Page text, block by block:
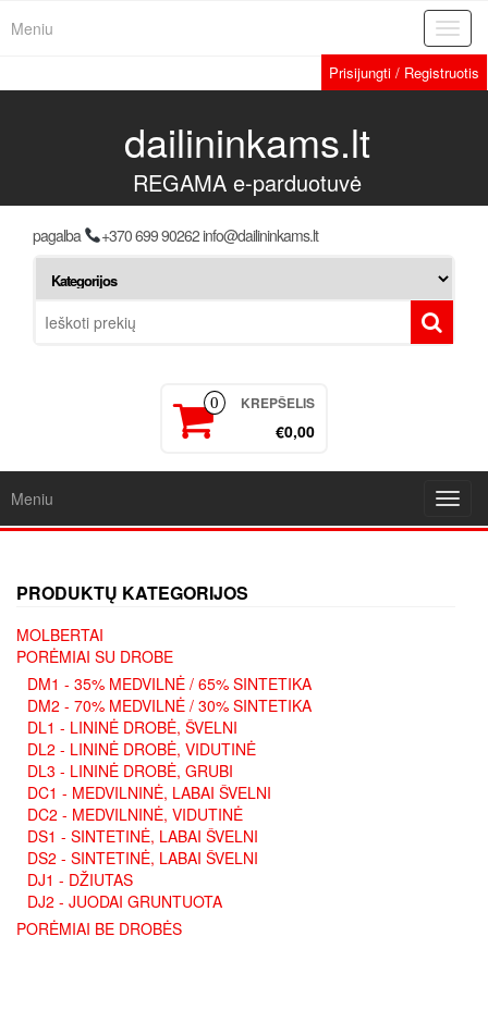
Meniu
Prisijungti / Registruotis
dailininkams.lt
REGAMA e-parduotuvė
pagalba +370 699 90262 info@dailininkams.lt
0 KREPŠELIS
€0,00
Meniu
PRODUKTŲ KATEGORIJOS
MOLBERTAI
PORĖMIAI SU DROBE
DM1 - 35% MEDVILNĖ / 65% SINTETIKA
DM2 - 70% MEDVILNĖ / 30% SINTETIKA
DL1 - LININĖ DROBĖ, ŠVELNI
DL2 - LININĖ DROBĖ, VIDUTINĖ
DL3 - LININĖ DROBĖ, GRUBI
DC1 - MEDVILNINĖ, LABAI ŠVELNI
DC2 - MEDVILNINĖ, VIDUTINĖ
DS1 - SINTETINĖ, LABAI ŠVELNI
DS2 - SINTETINĖ, LABAI ŠVELNI
DJ1 - DŽIUTAS
DJ2 - JUODAI GRUNTUOTA
PORĖMIAI BE DROBĖS